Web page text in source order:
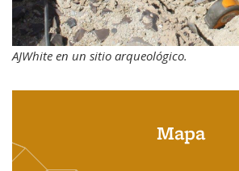
AJWhite en un sitio arqueológico.
Mapa